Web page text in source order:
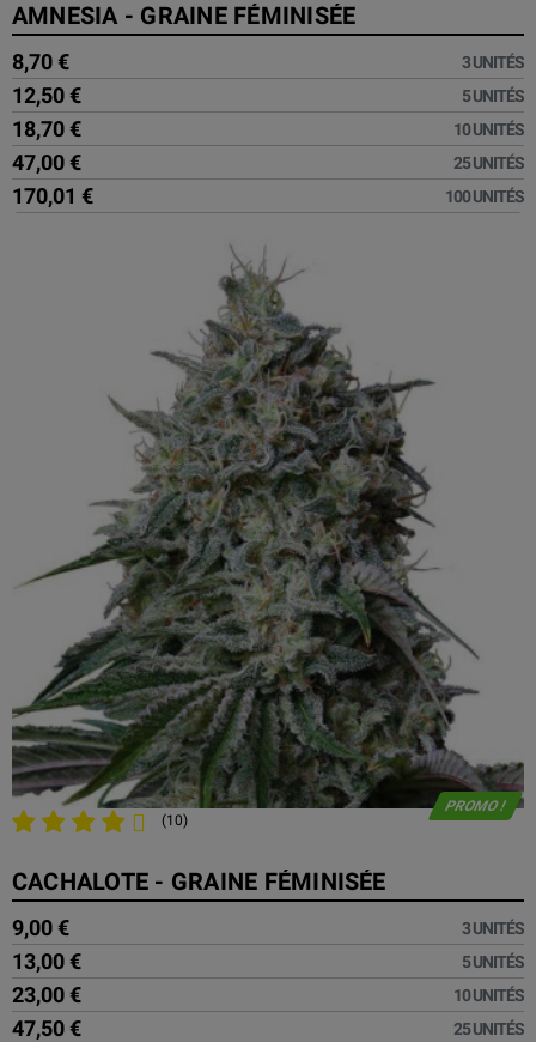
AMNESIA - GRAINE FÉMINISÉE
8,70 € 3 UNITÉS
12,50 € 5 UNITÉS
18,70 € 10 UNITÉS
47,00 € 25 UNITÉS
170,01 € 100 UNITÉS
PROMO !
(10)
CACHALOTE - GRAINE FÉMINISÉE
9,00 € 3 UNITÉS
13,00 € 5 UNITÉS
23,00 € 10 UNITÉS
47,50 € 25 UNITÉS